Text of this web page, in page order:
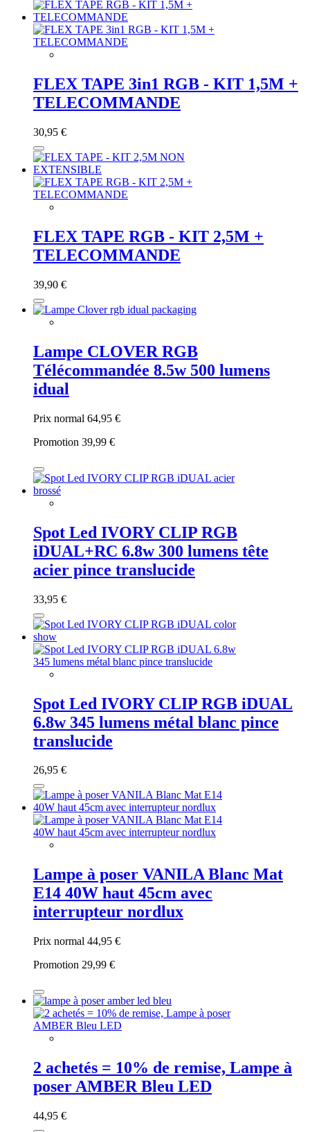
FLEX TAPE 3in1 RGB - KIT 1,5M +
TELECOMMANDE
30,95 €
FLEX TAPE RGB - KIT 2,5M +
TELECOMMANDE
39,90 €
Lampe CLOVER RGB
Télécommandée 8.5w 500 lumens
idual
Prix normal 64,95 €
Promotion 39,99 €
Spot Led IVORY CLIP RGB
iDUAL+RC 6.8w 300 lumens tête
acier pince translucide
33,95 €
Spot Led IVORY CLIP RGB iDUAL
6.8w 345 lumens métal blanc pince
translucide
26,95 €
Lampe à poser VANILA Blanc Mat
E14 40W haut 45cm avec
interrupteur nordlux
Prix normal 44,95 €
Promotion 29,99 €
2 achetés = 10% de remise, Lampe à
poser AMBER Bleu LED
44,95 €